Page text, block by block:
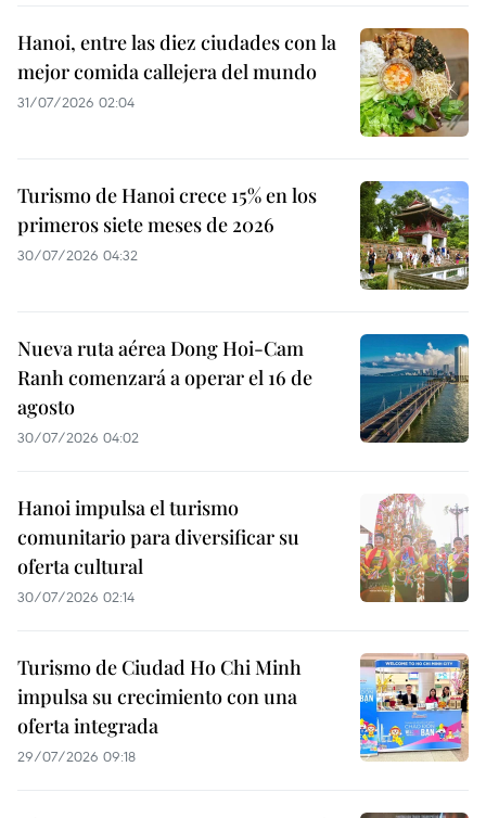
Hanoi, entre las diez ciudades con la
mejor comida callejera del mundo
31/07/2026 02:04
Turismo de Hanoi crece 15% en los
primeros siete meses de 2026
30/07/2026 04:32
Nueva ruta aérea Dong Hoi-Cam
Ranh comenzará a operar el 16 de
agosto
30/07/2026 04:02
Hanoi impulsa el turismo
comunitario para diversificar su
oferta cultural
30/07/2026 02:14
Turismo de Ciudad Ho Chi Minh
impulsa su crecimiento con una
oferta integrada
29/07/2026 09:18